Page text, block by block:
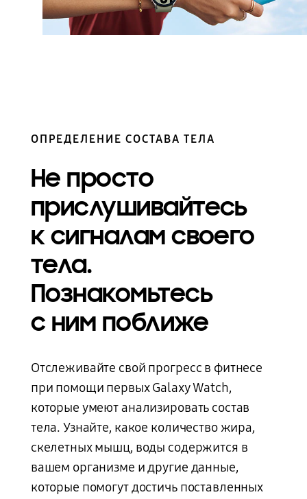
ОПРЕДЕЛЕНИЕ СОСТАВА ТЕЛА
Не просто
прислушивайтесь
к сигналам своего
тела.
Познакомьтесь
с ним поближе
Отслеживайте свой прогресс в фитнесе
при помощи первых Galaxy Watch,
которые умеют анализировать состав
тела. Узнайте, какое количество жира,
скелетных мышц, воды содержится в
вашем организме и другие данные,
которые помогут достичь поставленных